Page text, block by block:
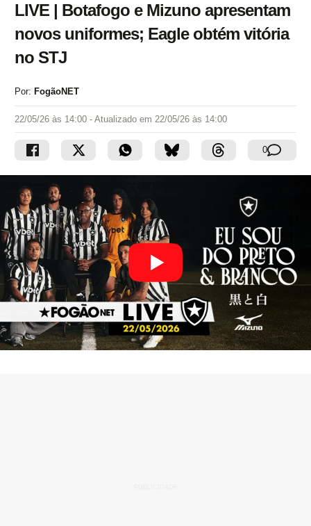
LIVE | Botafogo e Mizuno apresentam
novos uniformes; Eagle obtém vitória
no STJ
Por: FogãoNET
22/05/26 às 14:00 - Atualizado em 22/05/26 às 14:00
0